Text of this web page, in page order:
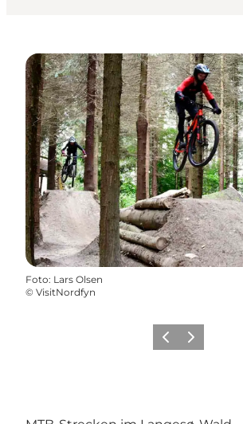
Foto: Lars Olsen
© VisitNordfyn
Vorherige Folie
Nächste Folie